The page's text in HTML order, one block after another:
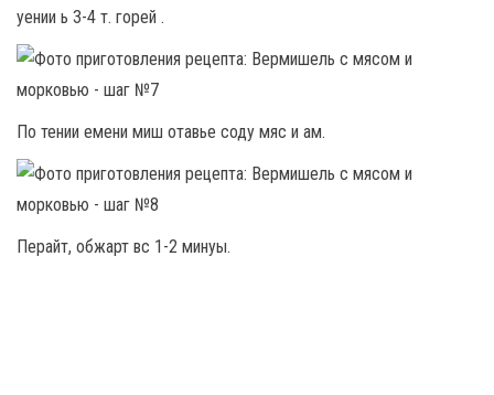
уении ь 3-4 т. горей .
По тении емени миш отавье соду мяс и ам.
Перайт, обжарт вс 1-2 минуы.